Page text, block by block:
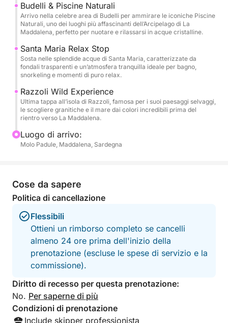
immersi nella natura incontaminata del Parco
Nazionale di La Maddalena.
Per rendere l’esperienza ancora più speciale, sarà
offerto a bordo un piacevole aperitivo
accompagnato da una bottiglia di vino da gustare
Un’esperienza pensata per chi desidera vivere la
Sardegna dal mare nel modo più autentico,
rilassante e indimenticabile possibile.
Budelli & Piscine Naturali
Arrivo nella celebre area di Budelli per ammirare le iconiche Piscine
Naturali, uno dei luoghi più affascinanti dell’Arcipelago di La
Maddalena, perfetto per nuotare e rilassarsi in acque cristalline.
Santa Maria Relax Stop
Sosta nelle splendide acque di Santa Maria, caratterizzate da
fondali trasparenti e un’atmosfera tranquilla ideale per bagno,
snorkeling e momenti di puro relax.
Razzoli Wild Experience
Ultima tappa all’isola di Razzoli, famosa per i suoi paesaggi selvaggi,
le scogliere granitiche e il mare dai colori incredibili prima del
rientro verso La Maddalena.
Luogo di arrivo:
Molo Padule, Maddalena, Sardegna
Cose da sapere
Politica di cancellazione
Flessibili
Ottieni un rimborso completo se cancelli
almeno 24 ore prima dell'inizio della
prenotazione (escluse le spese di servizio e la
commissione).
Diritto di recesso per questa prenotazione:
No. Per saperne di più
Condizioni di prenotazione
Include skipper professionista